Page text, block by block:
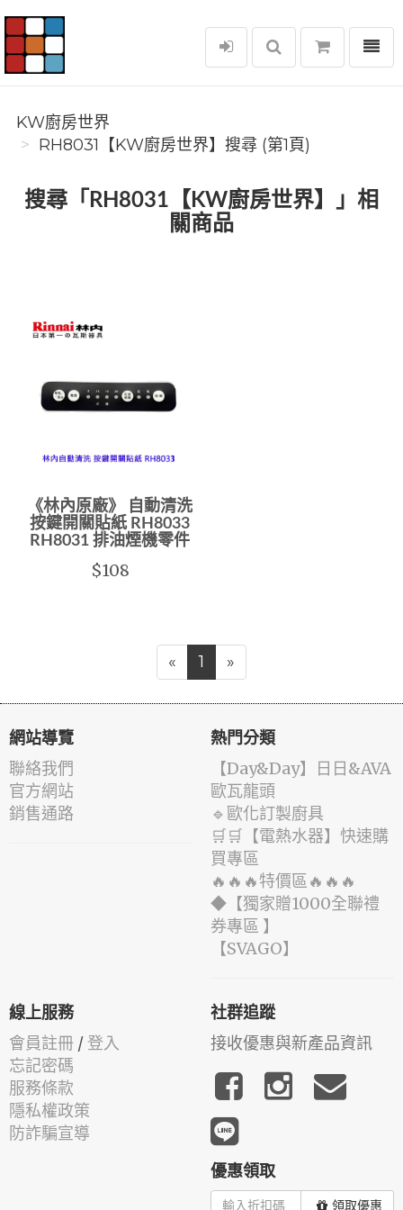
KW廚房世界
選單
KW廚房世界
RH8031【KW廚房世界】搜尋 (第1頁)
搜尋「RH8031【KW廚房世界】」相
關商品
《林內原廠》 自動清洗
按鍵開關貼紙 RH8033
RH8031 排油煙機零件
$108
« 1 »
網站導覽
聯絡我們
官方網站
銷售通路
熱門分類
️【Day&Day】️日日&AVA
歐瓦龍頭
🔹歐化訂製廚具
🛒🛒【電熱水器】快速購
買專區
🔥🔥🔥特價區🔥🔥🔥
◆【獨家贈1000全聯禮
券專區 】
️【SVAGO】️
線上服務
會員註冊 / 登入
忘記密碼
服務條款
隱私權政策
防詐騙宣導
社群追蹤
接收優惠與新產品資訊
優惠領取
領取優惠